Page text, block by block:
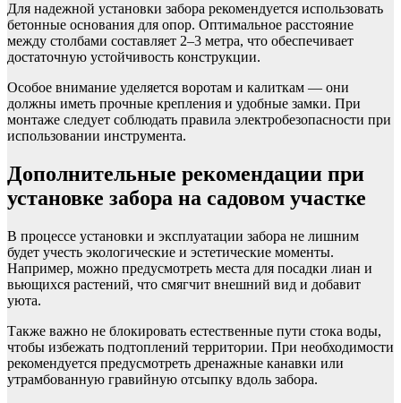
Для надежной установки забора рекомендуется использовать
бетонные основания для опор. Оптимальное расстояние
между столбами составляет 2–3 метра, что обеспечивает
достаточную устойчивость конструкции.
Особое внимание уделяется воротам и калиткам — они
должны иметь прочные крепления и удобные замки. При
монтаже следует соблюдать правила электробезопасности при
использовании инструмента.
Дополнительные рекомендации при
установке забора на садовом участке
В процессе установки и эксплуатации забора не лишним
будет учесть экологические и эстетические моменты.
Например, можно предусмотреть места для посадки лиан и
вьющихся растений, что смягчит внешний вид и добавит
уюта.
Также важно не блокировать естественные пути стока воды,
чтобы избежать подтоплений территории. При необходимости
рекомендуется предусмотреть дренажные канавки или
утрамбованную гравийную отсыпку вдоль забора.